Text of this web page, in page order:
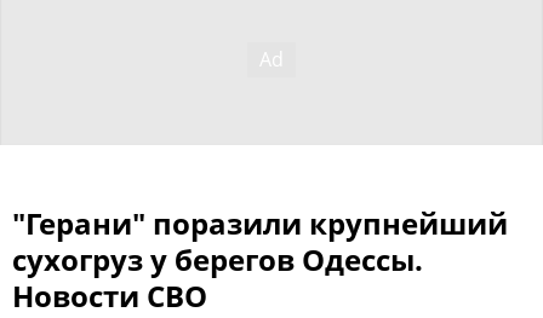
"Герани" поразили крупнейший
сухогруз у берегов Одессы.
Новости СВО